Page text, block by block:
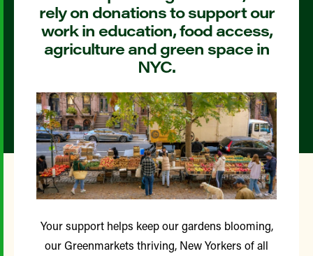
rely on donations to support our
work in education, food access,
agriculture and green space in
NYC.
Your support helps keep our gardens blooming,
our Greenmarkets thriving, New Yorkers of all